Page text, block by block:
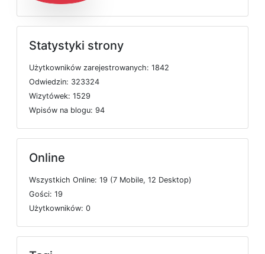
Statystyki strony
Użytkowników zarejestrowanych: 1842
Odwiedzin: 323324
Wizytówek: 1529
Wpisów na blogu: 94
Online
Wszystkich Online: 19 (7 Mobile, 12 Desktop)
Gości: 19
Użytkowników: 0